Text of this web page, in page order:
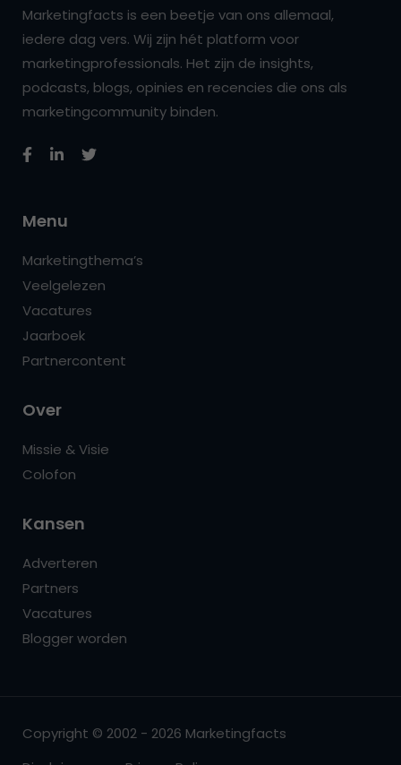
Marketingfacts is een beetje van ons allemaal,
iedere dag vers. Wij zijn hét platform voor
marketingprofessionals. Het zijn de insights,
podcasts, blogs, opinies en recencies die ons als
marketingcommunity binden.
Menu
Marketingthema’s
Veelgelezen
Vacatures
Jaarboek
Partnercontent
Over
Missie & Visie
Colofon
Kansen
Adverteren
Partners
Vacatures
Blogger worden
Copyright © 2002 - 2026 Marketingfacts